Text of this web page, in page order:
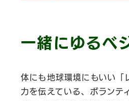
一緒にゆるベ
体にも地球環境にもいい「
力を伝えている、ボランテ